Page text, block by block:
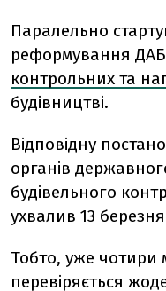
Паралельно
реформування
контрольних та
будівництві.
Відповідну
органів
будівельного
ухвалив 13
Тобто, уже чотири
перевіряється